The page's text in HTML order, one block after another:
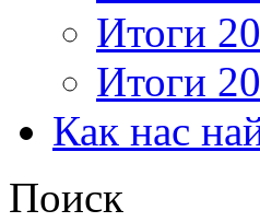
Итоги
Итоги
Как нас
Поиск